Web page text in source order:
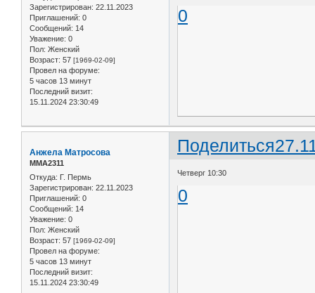
Зарегистрирован: 22.11.2023
Приглашений: 0
Сообщений: 14
Уважение: 0
Пол: Женский
Возраст: 57 [1969-02-09]
Провел на форуме:
5 часов 13 минут
Последний визит:
15.11.2024 23:30:49
0
Поделиться
Анжела Матросова
ММА2311
Откуда: Г. Пермь
Зарегистрирован: 22.11.2023
Приглашений: 0
Сообщений: 14
Уважение: 0
Пол: Женский
Возраст: 57 [1969-02-09]
Провел на форуме:
5 часов 13 минут
Последний визит:
15.11.2024 23:30:49
Четверг 10:30
0